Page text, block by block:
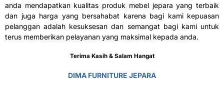
anda mendapatkan kualitas produk mebel jepara yang terbaik
dan juga harga yang bersahabat karena bagi kami kepuasan
pelanggan adalah kesuksesan dan semangat bagi kami untuk
terus memberikan pelayanan yang maksimal kepada anda.
Terima Kasih & Salam Hangat
DIMA FURNITURE JEPARA